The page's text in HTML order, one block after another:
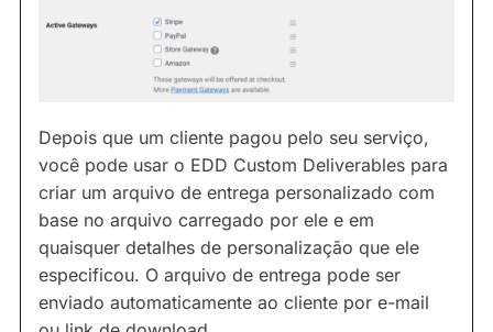
Depois que um cliente pagou pelo seu serviço,
você pode usar o EDD Custom Deliverables para
criar um arquivo de entrega personalizado com
base no arquivo carregado por ele e em
quaisquer detalhes de personalização que ele
especificou. O arquivo de entrega pode ser
enviado automaticamente ao cliente por e-mail